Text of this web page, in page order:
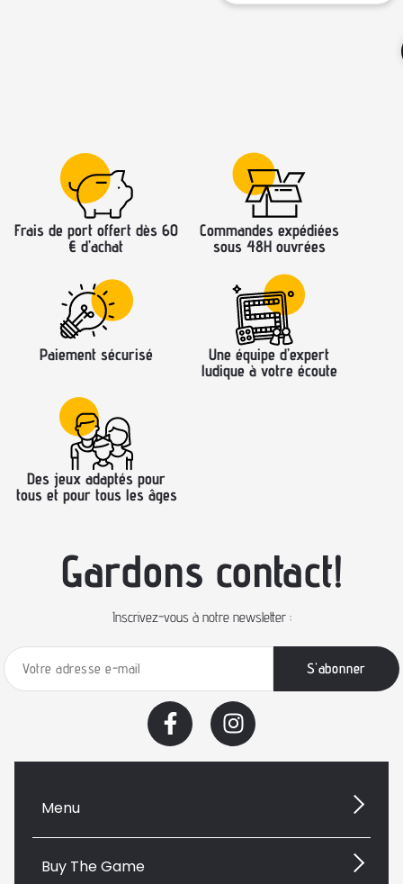
Frais de port offert dès 60
€ d’achat
Commandes expédiées
sous 48H ouvrées
Paiement sécurisé
Une équipe d’expert
ludique à votre écoute
Des jeux adaptés pour
tous et pour tous les âges
Gardons contact!
Inscrivez-vous à notre newsletter :
Menu
Buy The Game